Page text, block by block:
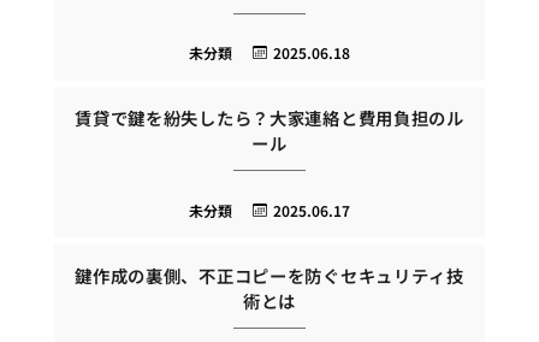
2025.06.18
未分類
賃貸で鍵を紛失したら？大家連絡と費用負担のル
ール
2025.06.17
未分類
鍵作成の裏側、不正コピーを防ぐセキュリティ技
術とは